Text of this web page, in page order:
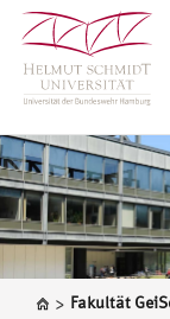
> Fakultät